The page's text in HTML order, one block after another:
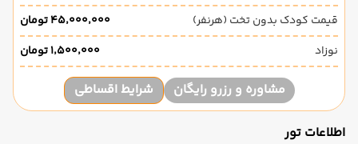
قیمت کودک بدون تخت (هرنفر)
۴۵٬۰۰۰٬۰۰۰ تومان
نوزاد
۱٬۵۰۰٬۰۰۰ تومان
مشاوره و رزرو رایگان شرایط اقساطی
اطلاعات تور